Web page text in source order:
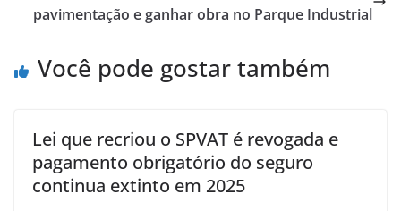
pavimentação e ganhar obra no Parque Industrial
Você pode gostar também
Lei que recriou o SPVAT é revogada e
pagamento obrigatório do seguro
continua extinto em 2025